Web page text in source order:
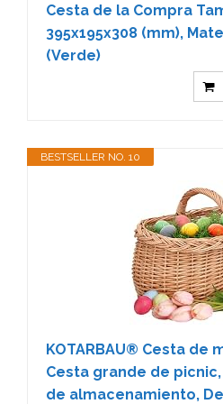
Cesta de la Compra
395x195x308 (mm),
(Verde)
BESTSELLER NO. 10
KOTARBAU® Cesta de
Cesta grande de
de almacenamiento,